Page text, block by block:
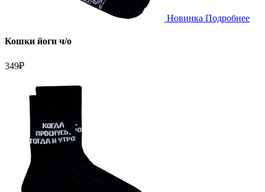
Новинка Подробнее
Кошки йоги ч/о
349₽